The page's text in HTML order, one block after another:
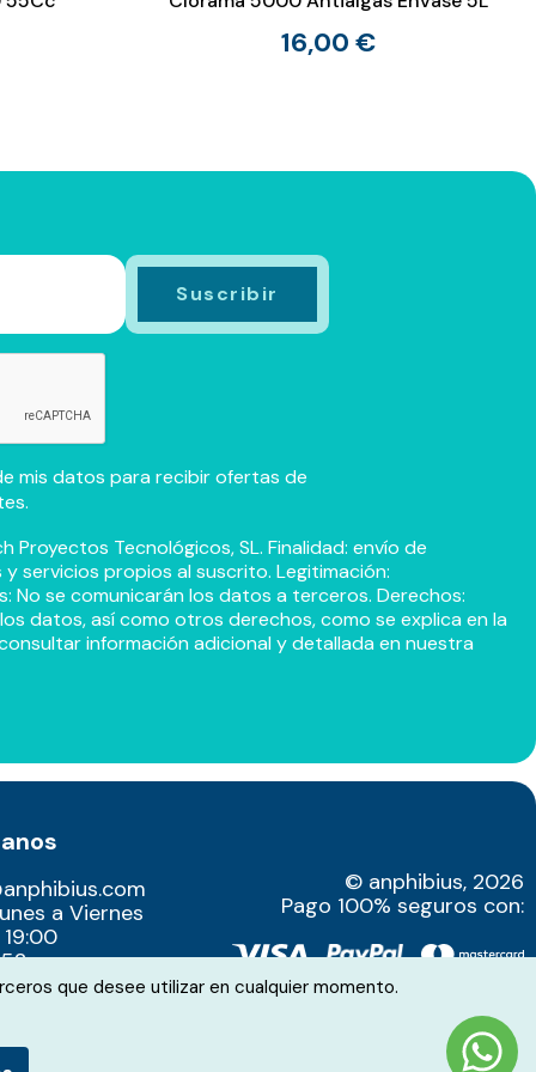
16,00 €
mis datos para recibir ofertas de
Proyectos Tecnológicos, SL. Finalidad: envío de
servicios propios al suscrito. Legitimación:
No se comunicarán los datos a terceros. Derechos:
datos, así como otros derechos, como se explica en la
información adicional y detallada en nuestra
a Viernes
© anphibius, 2026
Pago 100% seguros con:
que desee utilizar en cualquier momento.